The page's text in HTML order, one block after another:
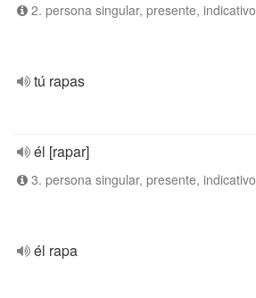
2. persona singular, presente, indicativo
tú rapas
él [rapar]
3. persona singular, presente, indicativo
él rapa